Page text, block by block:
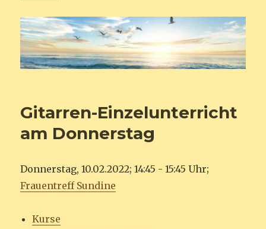
Gitarren-Einzelunterricht
am Donnerstag
Donnerstag, 10.02.2022; 14:45 - 15:45 Uhr;
Frauentreff Sundine
Kurse